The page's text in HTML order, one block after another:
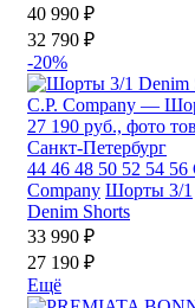
40 990 ₽
32 790 ₽
-20%
44 46 48 50 52 54 56
Company Шорты 3/1
Denim Shorts
33 990 ₽
27 190 ₽
Ещё